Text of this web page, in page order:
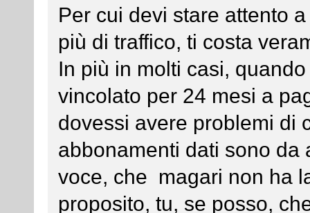
Per cui devi stare attento
più di traffico, ti costa
In più in molti casi,
vincolato per 24 mesi a
dovessi avere problemi di
abbonamenti dati sono
voce, che magari non ha
proposito, tu, se posso,